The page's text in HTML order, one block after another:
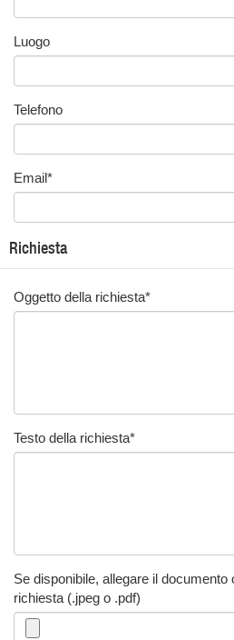
Luogo
Telefono
Email*
Richiesta
Oggetto della richiesta*
Testo della richiesta*
Se disponibile, allegare il documento
richiesta (.jpeg o .pdf)